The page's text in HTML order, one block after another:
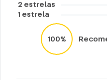
Cuidados e
Lavar a mão com
Não usar alvejante.
Secar na horizontal.
2 estrelas
1 estrela
100%